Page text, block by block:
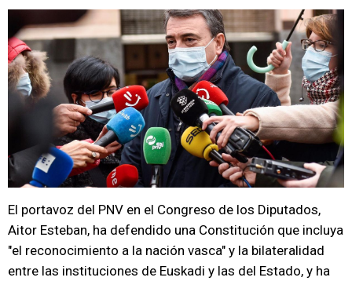
El portavoz del PNV en el Congreso de los Diputados,
Aitor Esteban, ha defendido una Constitución que incluya
"el reconocimiento a la nación vasca" y la bilateralidad
entre las instituciones de Euskadi y las del Estado, y ha